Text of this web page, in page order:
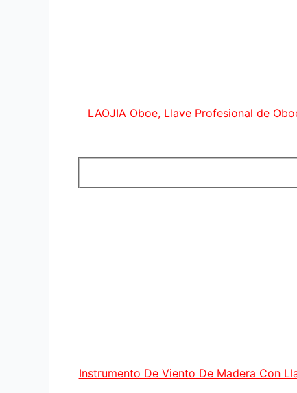
LAOJIA Oboe, Llave Profesional de
Instrumento De Viento De Madera Con